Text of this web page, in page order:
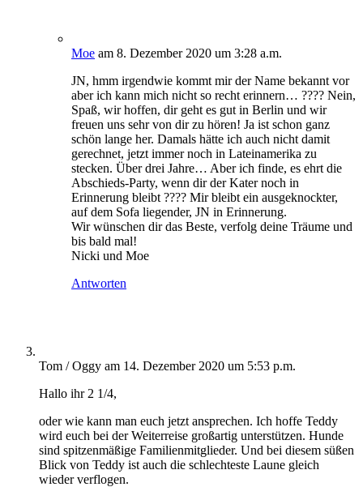
Moe am 8. Dezember 2020 um 3:28 a.m.
JN, hmm irgendwie kommt mir der Name bekannt vor
aber ich kann mich nicht so recht erinnern… ???? Nein,
Spaß, wir hoffen, dir geht es gut in Berlin und wir
freuen uns sehr von dir zu hören! Ja ist schon ganz
schön lange her. Damals hätte ich auch nicht damit
gerechnet, jetzt immer noch in Lateinamerika zu
stecken. Über drei Jahre… Aber ich finde, es ehrt die
Abschieds-Party, wenn dir der Kater noch in
Erinnerung bleibt ???? Mir bleibt ein ausgeknockter,
auf dem Sofa liegender, JN in Erinnerung.
Wir wünschen dir das Beste, verfolg deine Träume und
bis bald mal!
Nicki und Moe
Antworten
Tom / Oggy am 14. Dezember 2020 um 5:53 p.m.
Hallo ihr 2 1/4,
oder wie kann man euch jetzt ansprechen. Ich hoffe Teddy
wird euch bei der Weiterreise großartig unterstützen. Hunde
sind spitzenmäßige Familienmitglieder. Und bei diesem süßen
Blick von Teddy ist auch die schlechteste Laune gleich
wieder verflogen.